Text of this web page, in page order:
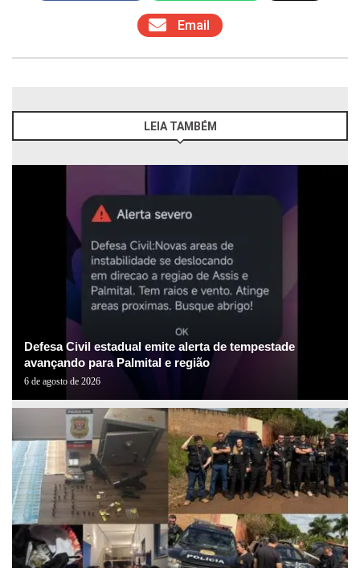
Email
LEIA TAMBÉM
Defesa Civil estadual emite alerta de tempestade
avançando para Palmital e região
6 de agosto de 2026